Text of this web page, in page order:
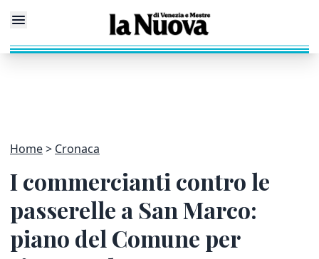
Home Cronaca
I commercianti contro le
passerelle a San Marco:
piano del Comune per